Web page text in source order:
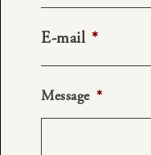
E-mail *
Message *